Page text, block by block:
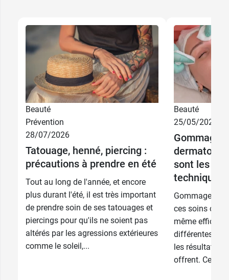
Beauté
Prévention
28/07/2026
Tatouage, henné, piercing :
précautions à prendre en été
Tout au long de l'année, et encore
plus durant l'été, il est très important
de prendre soin de ses tatouages et
piercings pour qu'ils ne soient pas
altérés par les agressions extérieures
comme le soleil,...
Beauté
25/05/2026
Gommage
sont les
techniques
Gommage,
ces soins
même
différentes
les résultats
offrent.